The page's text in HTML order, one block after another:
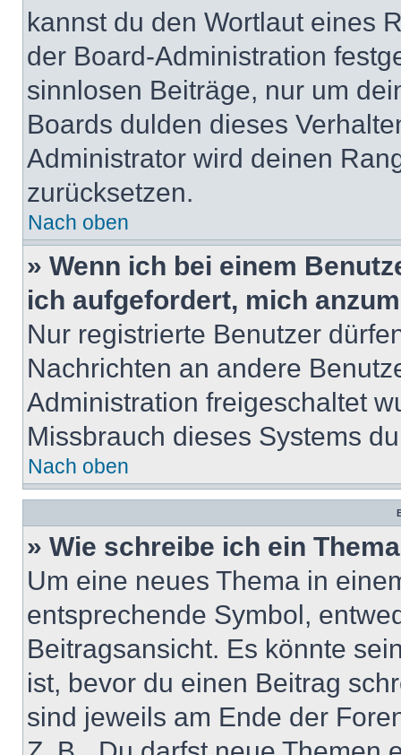
kannst du den Wortlaut eines
der Board-Administration
sinnlosen Beiträge, nur um
Boards dulden dieses
Administrator wird deinen
zurücksetzen.
Nach oben
» Wenn ich bei einem
ich aufgefordert, mich
Nur registrierte Benutzer
Nachrichten an andere
Administration freigeschaltet
Missbrauch dieses Systems
Nach oben
» Wie schreibe ich ein
Um eine neues Thema in
entsprechende Symbol,
Beitragsansicht. Es könnte
ist, bevor du einen Beitrag
sind jeweils am Ende der